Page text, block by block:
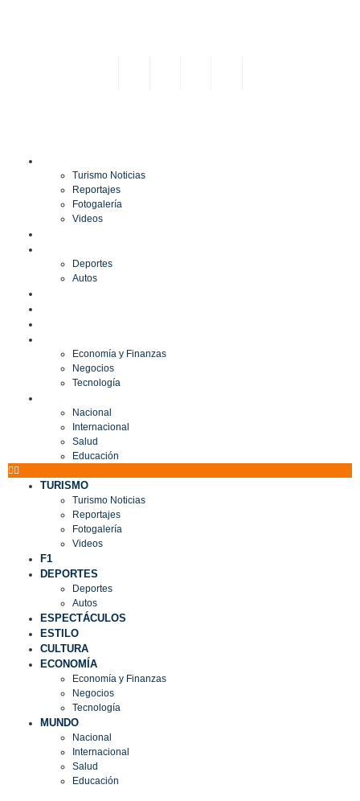
Turismo Noticias
Reportajes
Fotogalería
Videos
Deportes
Autos
Economía y Finanzas
Negocios
Tecnología
Nacional
Internacional
Salud
Educación
TURISMO
Turismo Noticias
Reportajes
Fotogalería
Videos
F1
DEPORTES
Deportes
Autos
ESPECTÁCULOS
ESTILO
CULTURA
ECONOMÍA
Economía y Finanzas
Negocios
Tecnología
MUNDO
Nacional
Internacional
Salud
Educación